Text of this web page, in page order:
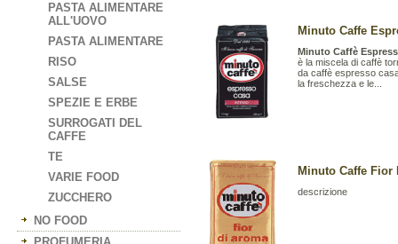
PASTA ALIMENTARE
ALL'UOVO
PASTA ALIMENTARE
RISO
SALSE
SPEZIE E ERBE
SURROGATI DEL
CAFFE
TE
VARIE FOOD
ZUCCHERO
NO FOOD
Minuto Caffe
Minuto Caffè
è la miscela di caffè
da caffè espresso
la freschezza e le...
Minuto Caffe Fior
descrizione